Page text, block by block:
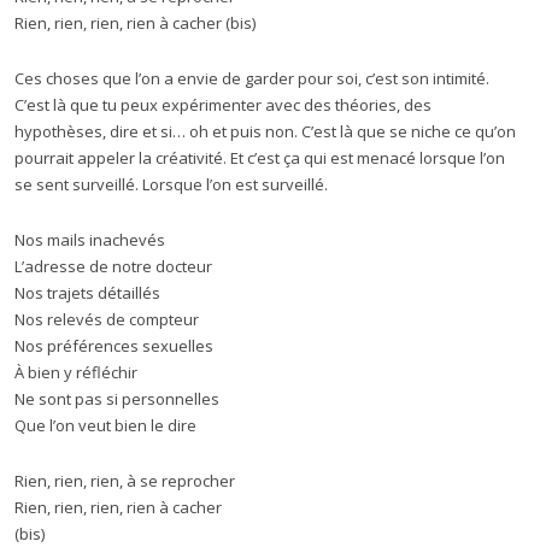
Rien, rien, rien, rien à cacher (bis)
Ces choses que l’on a envie de garder pour soi, c’est son intimité.
C’est là que tu peux expérimenter avec des théories, des
hypothèses, dire et si… oh et puis non. C’est là que se niche ce qu’on
pourrait appeler la créativité. Et c’est ça qui est menacé lorsque l’on
se sent surveillé. Lorsque l’on est surveillé.
Nos mails inachevés
L’adresse de notre docteur
Nos trajets détaillés
Nos relevés de compteur
Nos préférences sexuelles
À bien y réfléchir
Ne sont pas si personnelles
Que l’on veut bien le dire
Rien, rien, rien, à se reprocher
Rien, rien, rien, rien à cacher
(bis)